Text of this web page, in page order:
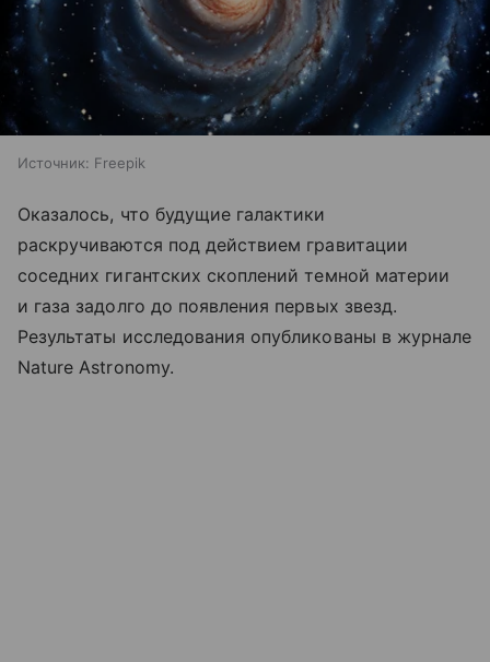
Источник: Freepik
Оказалось, что будущие галактики
раскручиваются под действием гравитации
соседних гигантских скоплений темной материи
и газа задолго до появления первых звезд.
Результаты исследования опубликованы в журнале
Nature Astronomy.